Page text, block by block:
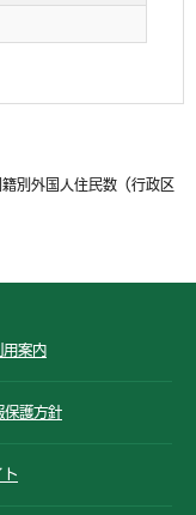
籍別外国人住民数（行政区
用案内
保護方針
ト